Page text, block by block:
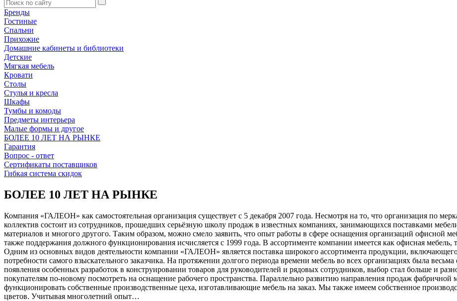
Бренды
Гостиные
Спальни
Прихожие
Домашние кабинеты и библиотеки
Детские
Мягкая мебель
Кровати
Столы
Стулья и кресла
Шкафы
Тумбы и комоды
Предметы интерьера
Малые формы и другое
БОЛЕЕ 10 ЛЕТ НА РЫНКЕ
Гарантия
Вопрос - ответ
Сертификаты поставщиков
Гибкая система скидок
БОЛЕЕ 10 ЛЕТ НА РЫНКЕ
Компания «ГАЛЕОН» как самостоятельная организация существует с 5 декабря 2007 года. Несмотря на то, что организация по
коллектив состоит из сотрудников, прошедших серьёзную школу продаж в известных компаниях, занимающихся поставками
материалов и многого другого. Таким образом, можно смело заявить, что опыт работы в сфере оснащения организаций офисной
также поддержания должного функционирования исчисляется с 1999 года. В ассортименте компании имеется как офисная
Одним из основных видов деятельности компании «ГАЛЕОН» является поставка широкого ассортимента продукции,
потребности самого взыскательного заказчика. На протяжении долгого периода времени мебель во всех организациях была
появления особенных разработок в конструировании товаров для руководителей и рядовых сотрудников, выбор стал больше и
покупателям по-новому посмотреть на оснащение рабочего пространства. Параллельно развитию направления продаж фабричной
функционировать собственные производственные цеха, изготавливающие мебель на заказ. Мы также имеем собственное
цветов. Учитывая многолетний опыт…